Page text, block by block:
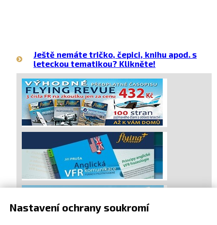
Ještě nemáte tričko, čepici, knihu apod. s
leteckou tematikou? Klikněte!
Nastavení ochrany soukromí